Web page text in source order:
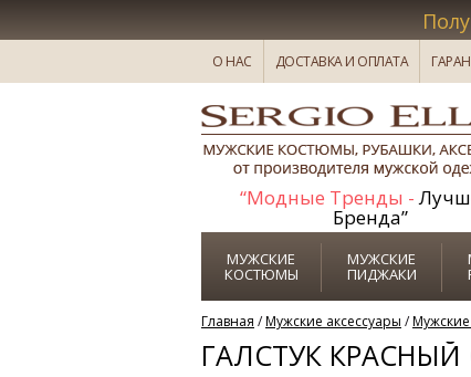
О НАС ДОСТАВКА И ОПЛАТА
“Модные Тренды -
Бренда”
МУЖСКИЕ
КОСТЮМЫ
МУЖСКИЕ
ПИДЖАКИ
Главная /Мужские аксессуары /Мужские
ГАЛСТУК